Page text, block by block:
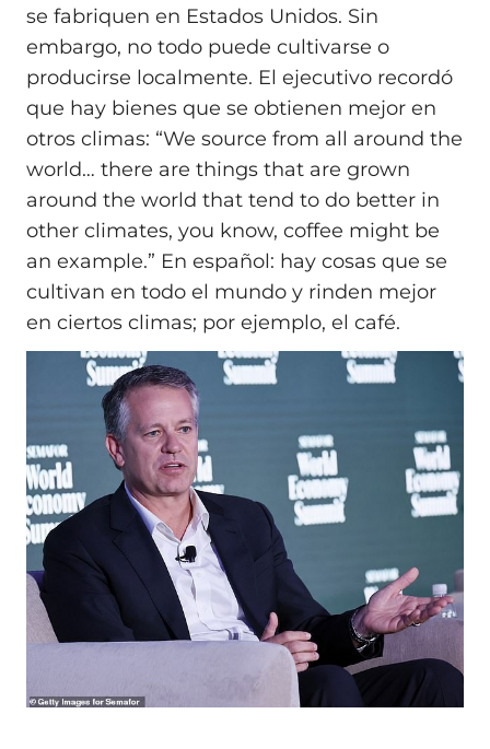
se fabriquen en Estados Unidos. Sin
embargo, no todo puede cultivarse o
producirse localmente. El ejecutivo recordó
que hay bienes que se obtienen mejor en
otros climas: “We source from all around the
world… there are things that are grown
around the world that tend to do better in
other climates, you know, coffee might be
an example.” En español: hay cosas que se
cultivan en todo el mundo y rinden mejor
en ciertos climas; por ejemplo, el café.